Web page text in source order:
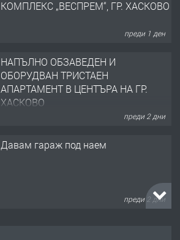
КОМПЛЕКС „ВЕСПРЕМ“, ГР. ХАСКОВО
преди 1 ден
НАПЪЛНО ОБЗАВЕДЕН И
ОБОРУДВАН ТРИСТАЕН
АПАРТАМЕНТ В ЦЕНТЪРА НА ГР.
ХАСКОВО
преди 2 дни
Давам гараж под наем
преди 2 дни